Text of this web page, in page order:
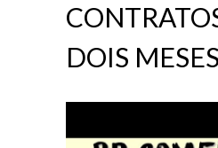
DOIS